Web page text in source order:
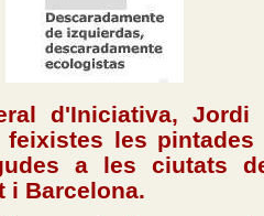
d'Iniciativa, Jordi
feixistes les
a les ciutats
i Barcelona.